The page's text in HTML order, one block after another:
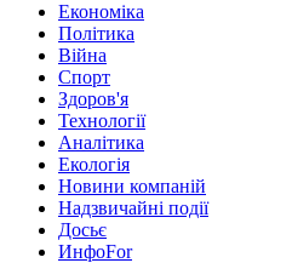
Економіка
Політика
Війна
Спорт
Здоров'я
Технології
Аналітика
Екологія
Новини компаній
Надзвичайні події
Досьє
ИнфоFor